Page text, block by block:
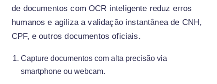
de documentos com OCR inteligente reduz erros
humanos e agiliza a validação instantânea de CNH,
CPF, e outros documentos oficiais.
Capture documentos com alta precisão via
smartphone ou webcam.